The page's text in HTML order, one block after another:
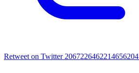
Retweet on Twitter 2067226462214656204